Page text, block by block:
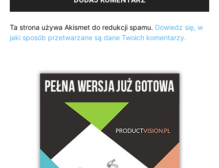
Ta strona używa Akismet do redukcji spamu. Dowiedz się, w
jaki sposób przetwarzane są dane Twoich komentarzy.